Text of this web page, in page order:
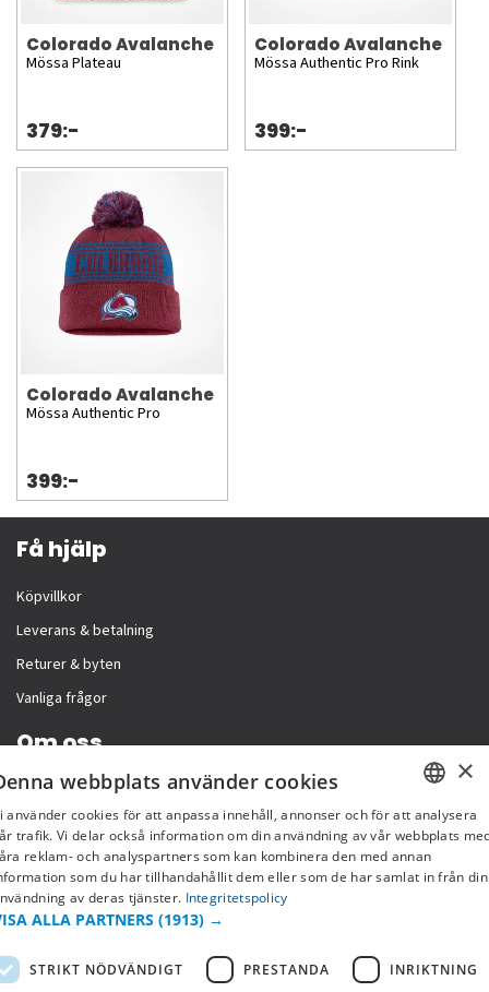
Colorado Avalanche
Mössa Plateau
379:-
Colorado Avalanche
Mössa Authentic Pro Rink
399:-
Colorado Avalanche
Mössa Authentic Pro
399:-
Få hjälp
Köpvillkor
Leverans & betalning
Returer & byten
Vanliga frågor
Om oss
Företagsinformation
SWEDISH
FI
×
webbplats använder cookies
använder cookies för att anpassa innehåll, annonser och för att analysera
trafik. Vi delar också information om din användning av vår webbplats
reklam- och analyspartners som kan kombinera den med annan
som du har tillhandahållit dem eller som de har samlat in från din
av deras tjänster. Integritetspolicy
ALLA PARTNERS (1913) →
STRIKT NÖDVÄNDIGT PRESTANDA INRIKTNING